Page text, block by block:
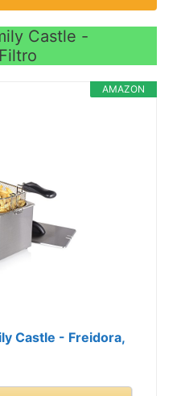
Castle -
AMAZON
Castle - Freidora,